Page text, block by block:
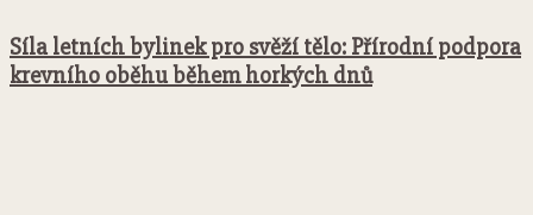
Síla letních bylinek pro svěží tělo: Přírodní podpora
krevního oběhu během horkých dnů